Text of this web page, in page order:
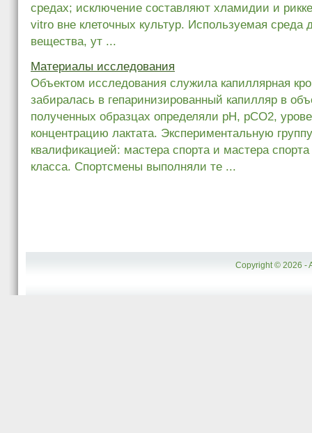
средах; исключение составляют хламидии и
vitro вне клеточных культур. Используемая среда
вещества, ут ...
Материалы исследования
Объектом исследования служила капиллярная
забиралась в гепаринизированный капилляр в
полученных образцах определяли рН, рСО2,
концентрацию лактата. Экспериментальную
квалификацией: мастера спорта и мастера
класса. Спортсмены выполняли те ...
Copyright © 2026 -